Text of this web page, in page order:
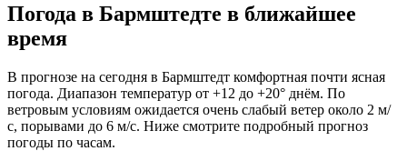
Погода в Бармштедте в ближайшее
время
В прогнозе на сегодня в Бармштедт комфортная почти ясная
погода. Диапазон температур от +12 до +20° днём. По
ветровым условиям ожидается очень слабый ветер около 2 м/
с, порывами до 6 м/с. Ниже смотрите подробный прогноз
погоды по часам.